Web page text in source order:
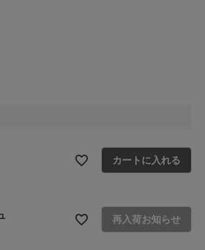
カートに入れる
再入荷お知らせ